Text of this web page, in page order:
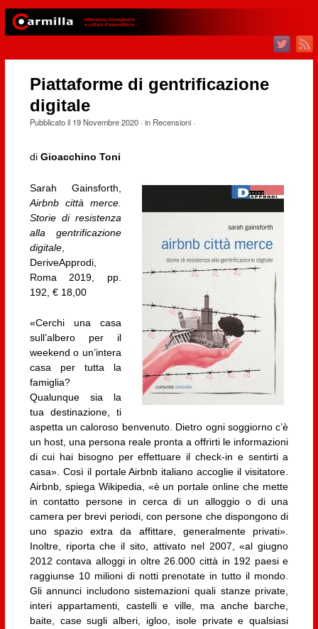
Piattaforme di gentrificazione
digitale
Pubblicato il 19 Novembre 2020· in Recensioni·
di Gioacchino Toni
Sarah Gainsforth,
Airbnb città merce.
Storie di resistenza
alla gentrificazione
digitale,
DeriveApprodi,
Roma 2019, pp.
192, € 18,00
«Cerchi una casa
sull’albero per il
weekend o un’intera
casa per tutta la
famiglia?
Qualunque sia la
tua destinazione, ti
aspetta un caloroso benvenuto. Dietro ogni soggiorno c’è
un host, una persona reale pronta a offrirti le informazioni
di cui hai bisogno per effettuare il check-in e sentirti a
casa». Così il portale Airbnb italiano accoglie il visitatore.
Airbnb, spiega Wikipedia, «è un portale online che mette
in contatto persone in cerca di un alloggio o di una
camera per brevi periodi, con persone che dispongono di
uno spazio extra da affittare, generalmente privati».
Inoltre, riporta che il sito, attivato nel 2007, «al giugno
2012 contava alloggi in oltre 26.000 città in 192 paesi e
raggiunse 10 milioni di notti prenotate in tutto il mondo.
Gli annunci includono sistemazioni quali stanze private,
interi appartamenti, castelli e ville, ma anche barche,
baite, case sugli alberi, igloo, isole private e qualsiasi